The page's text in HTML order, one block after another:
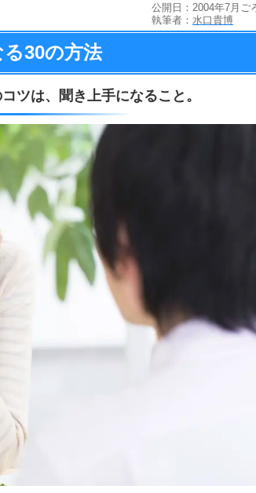
公開日：2004年7月ご
執筆者： 水口貴博
30の方法
ツは、 聞き上手になること。